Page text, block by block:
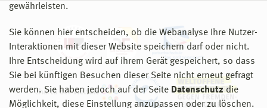
gewährleisten.
Sie können hier entscheiden, ob die Webanalyse Ihre Nutzer-
Interaktionen mit dieser Website speichern darf oder nicht.
Ihre Entscheidung wird auf ihrem Gerät gespeichert, so dass
Sie bei künftigen Besuchen dieser Seite nicht erneut gefragt
werden. Sie haben jedoch auf der Seite Datenschutz die
Möglichkeit, diese Einstellung anzupassen oder zu löschen.